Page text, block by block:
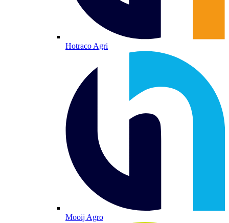
Hotraco Agri
Mooij Agro